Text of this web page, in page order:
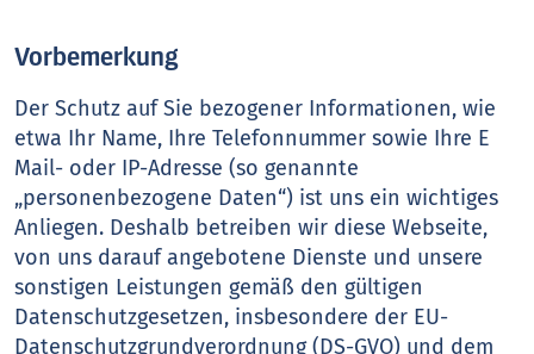
Vorbemerkung
Der Schutz auf Sie bezogener Informationen, wie
etwa Ihr Name, Ihre Telefonnummer sowie Ihre E
Mail- oder IP-Adresse (so genannte
„personenbezogene Daten“) ist uns ein wichtiges
Anliegen. Deshalb betreiben wir diese Webseite,
von uns darauf angebotene Dienste und unsere
sonstigen Leistungen gemäß den gültigen
Datenschutzgesetzen, insbesondere der EU-
Datenschutzgrundverordnung (DS-GVO) und dem